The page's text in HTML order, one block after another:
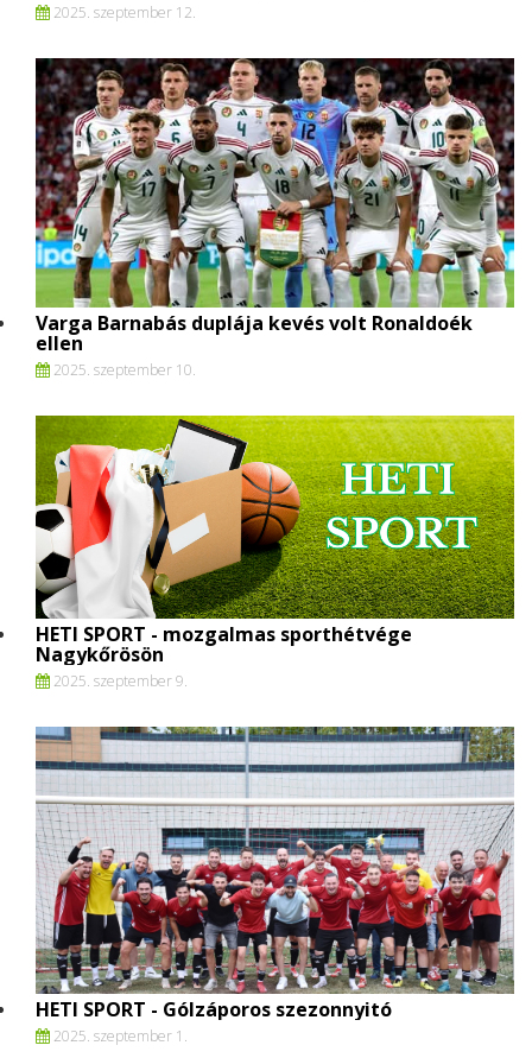
2025. szeptember 12.
Varga Barnabás duplája kevés volt Ronaldoék
ellen
2025. szeptember 10.
HETI SPORT - mozgalmas sporthétvége
Nagykőrösön
2025. szeptember 9.
HETI SPORT - Gólzáporos szezonnyitó
2025. szeptember 1.